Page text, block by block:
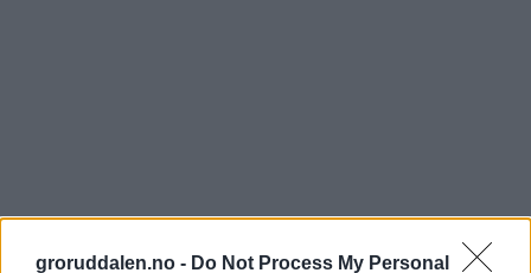
groruddalen.no - Do Not Process My Personal